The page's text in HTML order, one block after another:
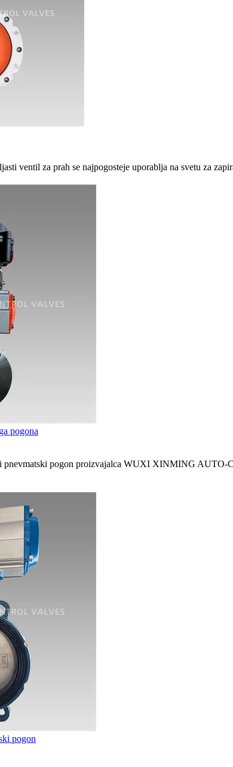
ventil za prah se najpogosteje uporablja na svetu za
pogona
pnevmatski pogon proizvajalca WUXI XINMING
pogon